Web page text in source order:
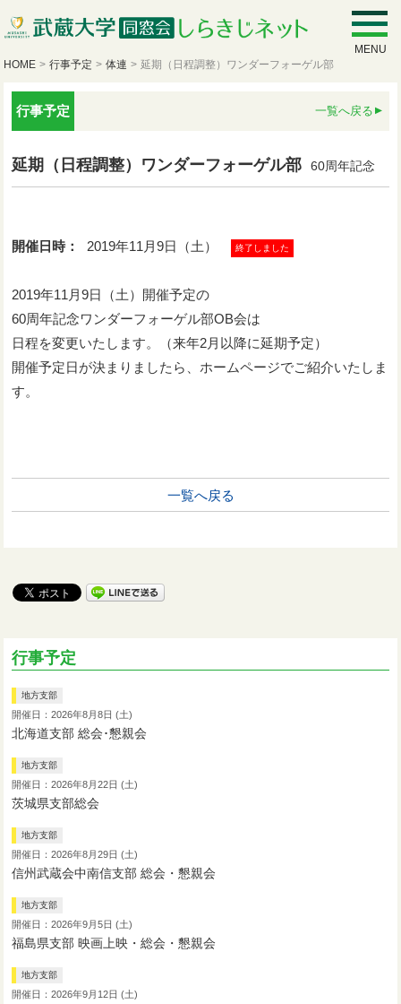
MENU
HOME > 行事予定 > 体連 > 延期（日程調整）ワンダーフォーゲル部
行事予定 一覧へ戻る
延期（日程調整）ワンダーフォーゲル部 60周年記念
開催日時： 2019年11月9日（土） 終了しました
2019年11月9日（土）開催予定の
60周年記念ワンダーフォーゲル部OB会は
日程を変更いたします。（来年2月以降に延期予定）
開催予定日が決まりましたら、ホームページでご紹介いたしま
す。
一覧へ戻る
行事予定
地方支部
開催日：2026年8月8日 (土)
北海道支部 総会･懇親会
地方支部
開催日：2026年8月22日 (土)
茨城県支部総会
地方支部
開催日：2026年8月29日 (土)
信州武蔵会中南信支部 総会・懇親会
地方支部
開催日：2026年9月5日 (土)
福島県支部 映画上映・総会・懇親会
地方支部
開催日：2026年9月12日 (土)